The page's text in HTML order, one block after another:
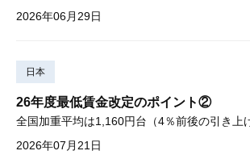
2026年06月29日
日本
26年度最低賃金改定のポイント②
全国加重平均は1,160円台（4％前後の引き上
2026年07月21日